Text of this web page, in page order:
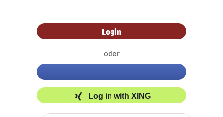
oder
Log in with XING